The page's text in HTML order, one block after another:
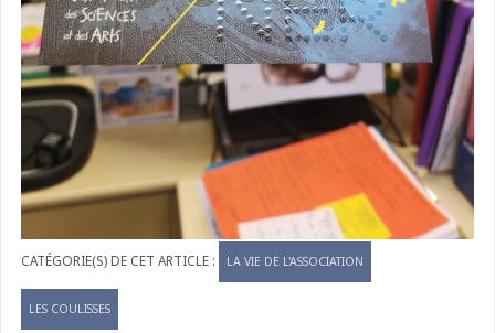
LA VIE DE L'ASSOCIATION
LES COULISSES